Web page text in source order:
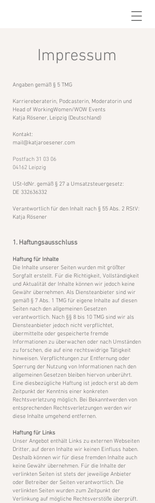
Impressum
Angaben gemäß § 5 TMG
Karriereberaterin, Podcasterin, Moderatorin und
Head of WorkingWomen/WOW Events
Katja Rösener, Leipzig (Deutschland)
Kontakt:
mail@katjaroesener.com
Postfach 31 03 06
04162 Leipzig
USt-IdNr. gemäß § 27 a Umsatzsteuergesetz:
DE 332636332
Verantwortlich für den Inhalt nach § 55 Abs. 2 RStV:
Katja Rösener
1. Haftungsausschluss
Haftung für Inhalte
Die Inhalte unserer Seiten wurden mit größter
Sorgfalt erstellt. Für die Richtigkeit, Vollständigkeit
und Aktualität der Inhalte können wir jedoch keine
Gewähr übernehmen. Als Diensteanbieter sind wir
gemäß § 7 Abs. 1 TMG für eigene Inhalte auf diesen
Seiten nach den allgemeinen Gesetzen
verantwortlich. Nach §§ 8 bis 10 TMG sind wir als
Diensteanbieter jedoch nicht verpflichtet,
übermittelte oder gespeicherte fremde
Informationen zu überwachen oder nach Umständen
zu forschen, die auf eine rechtswidrige Tätigkeit
hinweisen. Verpflichtungen zur Entfernung oder
Sperrung der Nutzung von Informationen nach den
allgemeinen Gesetzen bleiben hiervon unberührt.
Eine diesbezügliche Haftung ist jedoch erst ab dem
Zeitpunkt der Kenntnis einer konkreten
Rechtsverletzung möglich. Bei Bekanntwerden von
entsprechenden Rechtsverletzungen werden wir
diese Inhalte umgehend entfernen.
Haftung für Links
Unser Angebot enthält Links zu externen Webseiten
Dritter, auf deren Inhalte wir keinen Einfluss haben.
Deshalb können wir für diese fremden Inhalte auch
keine Gewähr übernehmen. Für die Inhalte der
verlinkten Seiten ist stets der jeweilige Anbieter
oder Betreiber der Seiten verantwortlich. Die
verlinkten Seiten wurden zum Zeitpunkt der
Verlinkung auf mögliche Rechtsverstöße überprüft.